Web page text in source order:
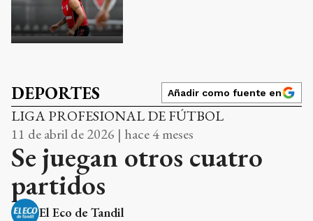
DEPORTES Añadir como fuente en
LIGA PROFESIONAL DE FÚTBOL
11 de abril de 2026 | hace 4 meses
Se juegan otros cuatro
partidos
El Eco de Tandil